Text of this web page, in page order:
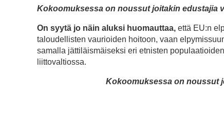
Kokoomuksessa on noussut joitakin edustajia
On syytä jo näin aluksi huomauttaa, että EU:n
taloudellisten vaurioiden hoitoon, vaan
samalla jättiläismäiseksi eri etnisten
liittovaltiossa.
Kokoomuksessa on noussut